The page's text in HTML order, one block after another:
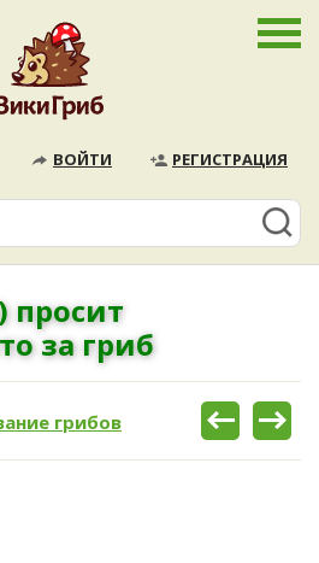
ВОЙТИ РЕГИСТРАЦИЯ
просит
за гриб
грибов